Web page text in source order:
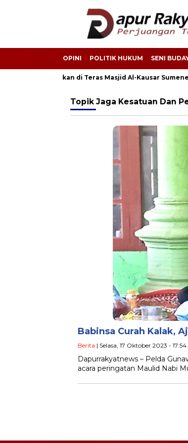
OPINI POLITIK HUKUM SENI
Laki Ditemukan di Teras Masjid Al-Kausar
Topik Jaga Kesatuan Dan
Babinsa Curah Kalak,
Berita | Selasa, 17 Oktober 2023 -
Dapurrakyatnews – Pelda
acara peringatan Maulid Nabi